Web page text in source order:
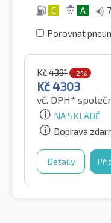
C A
Porovnat
Kč4391 -2%
Kč4303
vč. DPH*
NA SKLADĚ
Doprava
Detaily